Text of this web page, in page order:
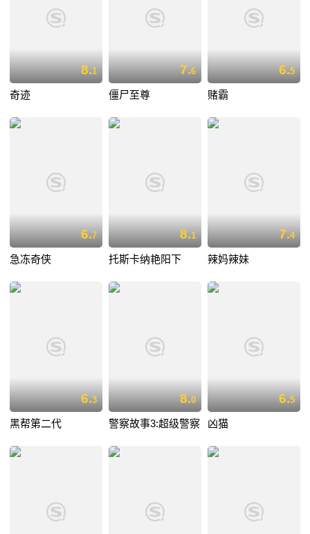
8.1
奇迹
7.6
僵尸至尊
6.5
赌霸
6.7
急冻奇侠
8.1
托斯卡纳艳阳下
7.4
辣妈辣妹
6.3
黑帮第二代
8.0
警察故事3:超级警察
6.5
凶猫